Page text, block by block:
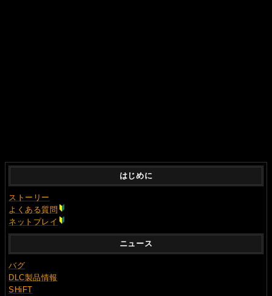
はじめに
ストーリー
よくある質問
ネットプレイ
ニュース
バグ
DLC製品情報
SHiFT